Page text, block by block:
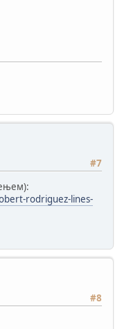
#7
rodriguez-lines-
#8